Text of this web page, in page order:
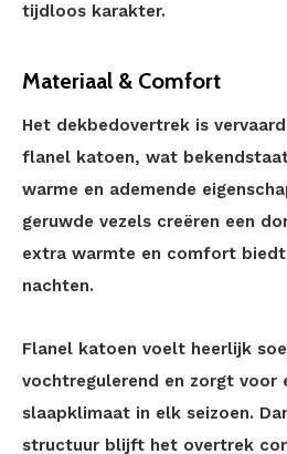
tijdloos karakter.
Materiaal & Comfort
Het dekbedovertrek is
flanel katoen, wat
warme en ademende
geruwde vezels creëren een
extra warmte en comfort
nachten.
Flanel katoen voelt heerlijk
vochtregulerend en zorgt voor
slaapklimaat in elk seizoen.
structuur blijft het overtrek